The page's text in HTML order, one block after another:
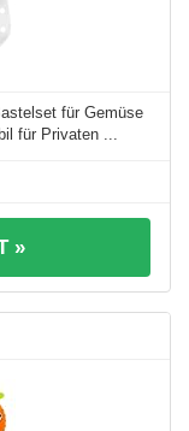
für Gemüse
für Privaten ...
»